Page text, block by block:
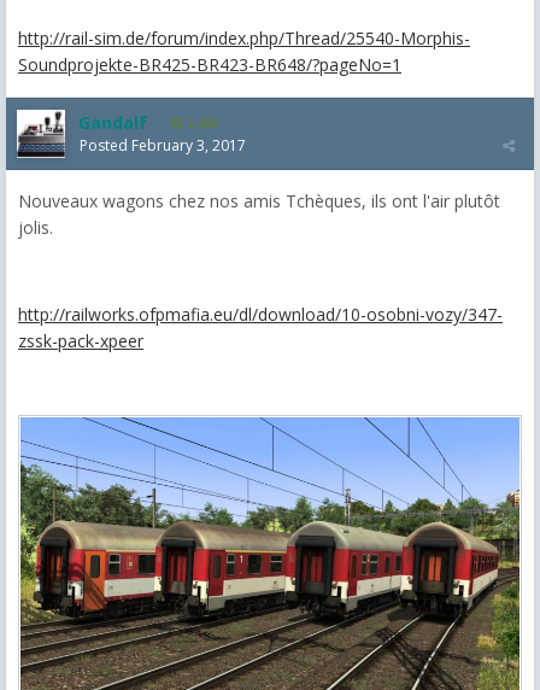
http://rail-sim.de/forum/index.php/Thread/25540-Morphis-
Soundprojekte-BR425-BR423-BR648/?pageNo=1
Gandalf 2,463
Posted February 3, 2017
Nouveaux wagons chez nos amis Tchèques, ils ont l'air plutôt
jolis.
http://railworks.ofpmafia.eu/dl/download/10-osobni-vozy/347-
zssk-pack-xpeer